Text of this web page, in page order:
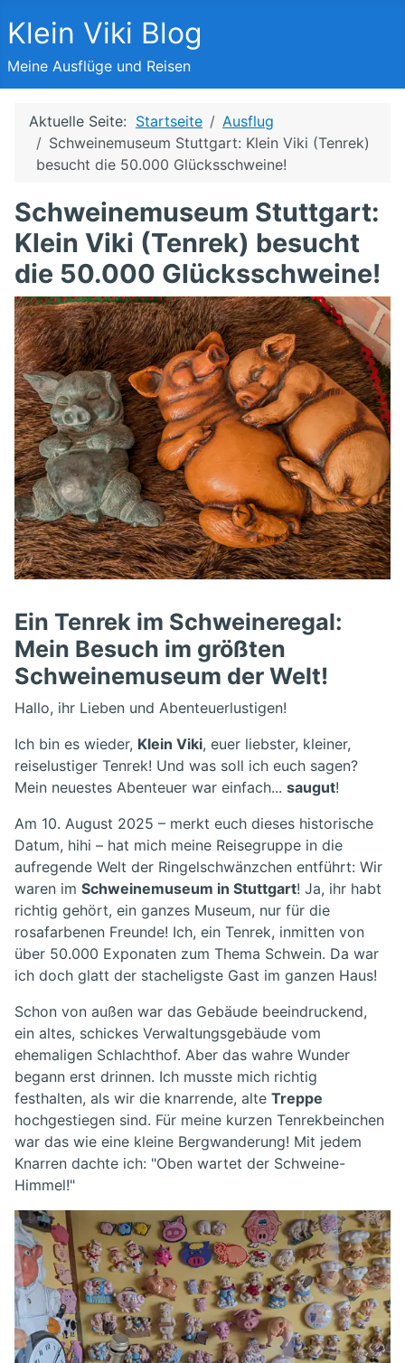
Klein Viki Blog
Meine Ausflüge und Reisen
Aktuelle Seite: Startseite
Ausflug
Schweinemuseum Stuttgart: Klein Viki (Tenrek)
besucht die 50.000 Glücksschweine!
Schweinemuseum Stuttgart:
Klein Viki (Tenrek) besucht
die 50.000 Glücksschweine!
Ein Tenrek im Schweineregal:
Mein Besuch im größten
Schweinemuseum der Welt!
Hallo, ihr Lieben und Abenteuerlustigen!
Ich bin es wieder, Klein Viki, euer liebster, kleiner,
reiselustiger Tenrek! Und was soll ich euch sagen?
Mein neuestes Abenteuer war einfach... saugut!
Am 10. August 2025 – merkt euch dieses historische
Datum, hihi – hat mich meine Reisegruppe in die
aufregende Welt der Ringelschwänzchen entführt: Wir
waren im Schweinemuseum in Stuttgart! Ja, ihr habt
richtig gehört, ein ganzes Museum, nur für die
rosafarbenen Freunde! Ich, ein Tenrek, inmitten von
über 50.000 Exponaten zum Thema Schwein. Da war
ich doch glatt der stacheligste Gast im ganzen Haus!
Schon von außen war das Gebäude beeindruckend,
ein altes, schickes Verwaltungsgebäude vom
ehemaligen Schlachthof. Aber das wahre Wunder
begann erst drinnen. Ich musste mich richtig
festhalten, als wir die knarrende, alte Treppe
hochgestiegen sind. Für meine kurzen Tenrekbeinchen
war das wie eine kleine Bergwanderung! Mit jedem
Knarren dachte ich: "Oben wartet der Schweine-
Himmel!"